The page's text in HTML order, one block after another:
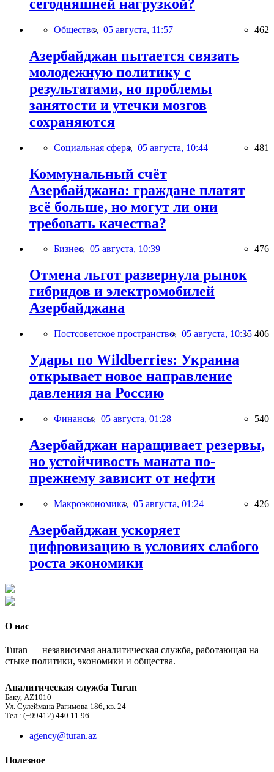
сегодняшней нагрузкой?
Общество, 05 августа, 11:57 462
Азербайджан пытается связать
молодежную политику с
результатами, но проблемы
занятости и утечки мозгов
сохраняются
Социальная сфера, 05 августа, 10:44 481
Коммунальный счёт
Азербайджана: граждане платят
всё больше, но могут ли они
требовать качества?
Бизнес, 05 августа, 10:39 476
Отмена льгот развернула рынок
гибридов и электромобилей
Азербайджана
Постсоветское пространство, 05 августа, 10:35 406
Удары по Wildberries: Украина
открывает новое направление
давления на Россию
Финансы, 05 августа, 01:28 540
Азербайджан наращивает резервы,
но устойчивость маната по-
прежнему зависит от нефти
Макроэкономика, 05 августа, 01:24 426
Азербайджан ускоряет
цифровизацию в условиях слабого
роста экономики
О нас
Turan — независимая аналитическая служба, работающая на
стыке политики, экономики и общества.
Аналитическая служба Turan
Баку, AZ1010
Ул. Сулеймана Рагимова 186, кв. 24
Тел.: (+99412) 440 11 96
agency@turan.az
Полезное